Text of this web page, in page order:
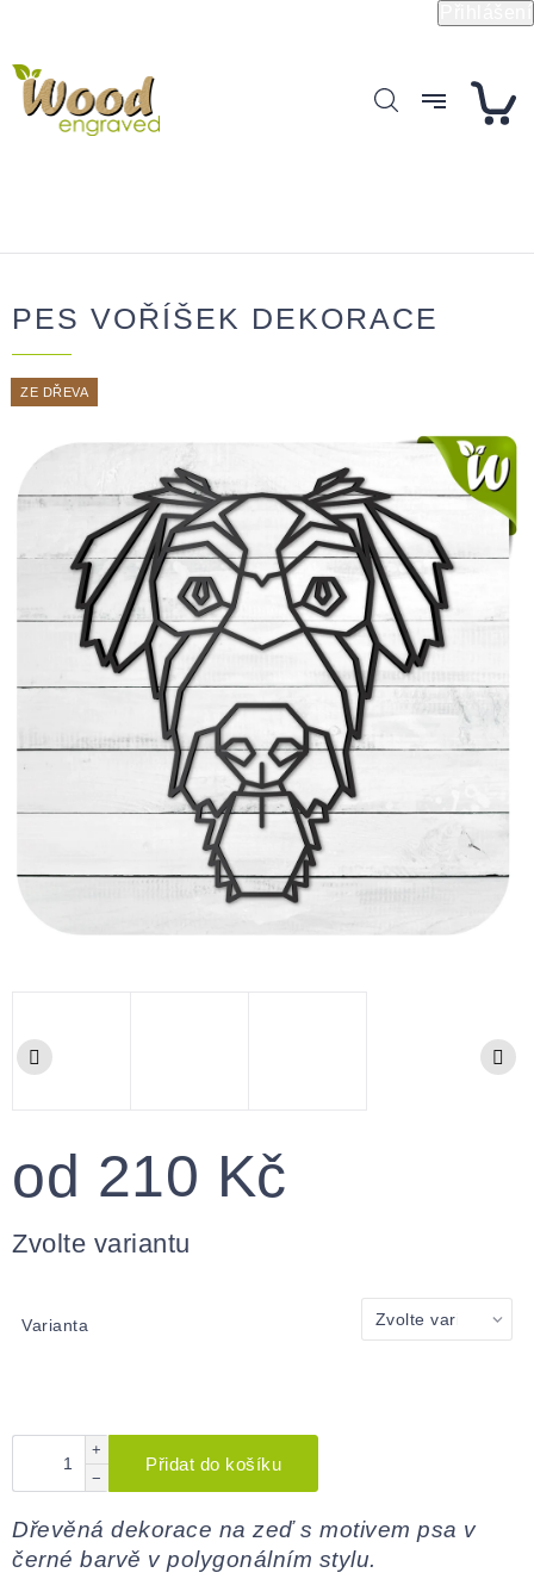
PES VOŘÍŠEK DEKORACE
ZE DŘEVA
od 210 Kč
cena:
Zvolte variantu
Varianta
+
−
Přidat do košíku
Dřevěná dekorace na zeď s motivem psa v
černé barvě v polygonálním stylu.